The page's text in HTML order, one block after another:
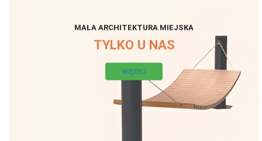
MAŁA ARCHITEKTURA MIEJSKA
TYLKO U NAS
WIĘCEJ